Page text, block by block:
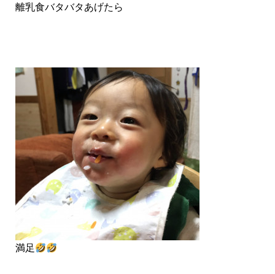
離乳食バタバタあげたら
満足